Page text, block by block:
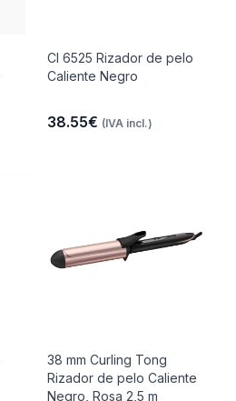
CI 6525 Rizador de pelo
Caliente Negro
38.55€ (IVA incl.)
38 mm Curling Tong
Rizador de pelo Caliente
Negro, Rosa 2,5 m